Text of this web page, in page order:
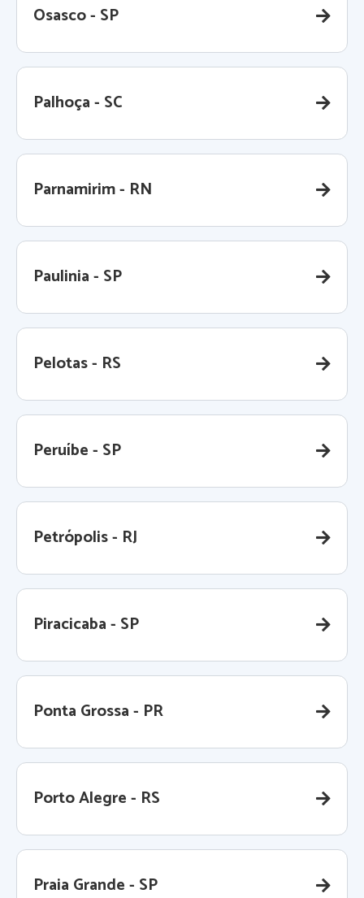
Osasco - SP
Palhoça - SC
Parnamirim - RN
Paulinia - SP
Pelotas - RS
Peruíbe - SP
Petrópolis - RJ
Piracicaba - SP
Ponta Grossa - PR
Porto Alegre - RS
Praia Grande - SP